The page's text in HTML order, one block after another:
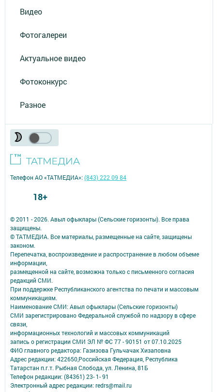
Видео
Фотогалереи
Актуальное видео
Фотоконкурс
Разное
© 2011 - 2026. Авыл офыклары (Сельские горизонты). Все права
защищены.
© ТАТМЕДИА. Все материалы, размещенные на сайте, защищены
законом.
Перепечатка, воспроизведение и распространение в любом объеме
информации,
размещенной на сайте, возможна только с письменного согласия
редакций СМИ.
При поддержке Республиканского агентства по печати и массовым
коммуникациям.
Наименование СМИ: Авыл офыклары (Сельские горизонты)
СМИ зарегистрировано Федеральной службой по надзору в сфере
связи,
информационных технологий и массовых коммуникаций
запись о регистрации СМИ ЭЛ № ФС 77 - 90151 от 07.10.2025
ФИО главного редактора: Газизова Гульчачак Хизаповна
Адрес редакции: 422650,Российская Федерация, Республика
Татарстан п.г.т. Рыбная Слобода, ул. Ленина, 81Б
Телефон редакции: (84361) 23- 1- 91
Электронный адрес редакции: redrs@mail.ru
Телефон АО «ТАТМЕДИА»:(843) 222 09 84
18+